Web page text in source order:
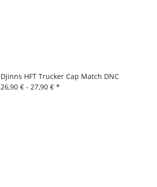
Djinns HFT Trucker Cap Match DNC
26,90 € - 27,90 € *